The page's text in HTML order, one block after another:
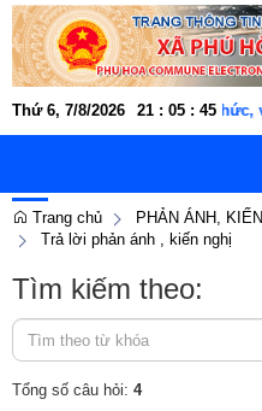
Thứ 6, 7/8/2026 21 : 05 : 46
Cán bộ, công chức, viên
Trang chủ
PHẢN ÁNH,
Trả lời phản ánh , kiến nghị
Tìm kiếm theo:
Tổng số câu hỏi: 4